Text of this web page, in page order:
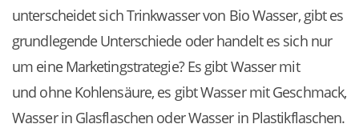
unterscheidet sich Trinkwasser von Bio Wasser, gibt es
grundlegende Unterschiede oder handelt es sich nur
um eine Marketingstrategie? Es gibt Wasser mit
und ohne Kohlensäure, es gibt Wasser mit Geschmack,
Wasser in Glasflaschen oder Wasser in Plastikflaschen.